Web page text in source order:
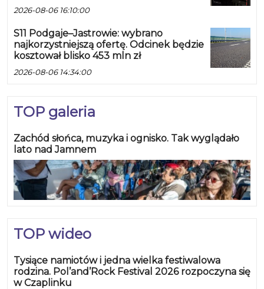
2026-08-06 16:10:00
S11 Podgaje–Jastrowie: wybrano
najkorzystniejszą ofertę. Odcinek będzie
kosztował blisko 453 mln zł
2026-08-06 14:34:00
TOP galeria
Zachód słońca, muzyka i ognisko. Tak wyglądało
lato nad Jamnem
TOP wideo
Tysiące namiotów i jedna wielka festiwalowa
rodzina. Pol’and’Rock Festival 2026 rozpoczyna się
w Czaplinku